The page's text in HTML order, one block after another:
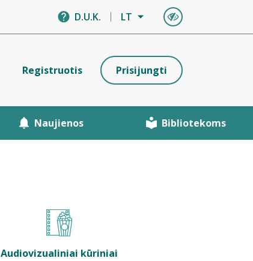
D.U.K. LT
Registruotis Prisijungti
Naujienos Bibliotekoms
Audiovizualiniai kūriniai